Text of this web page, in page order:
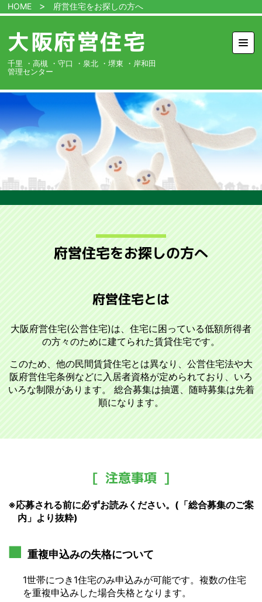
HOME 府営住宅をお探しの方へ
大阪府営住宅
管
理
セ
タ
千里 高槻 守口 泉北 堺東 岸和田
ホーム
府営住宅を お探しの方へ
特定公共賃貸住宅をお探しの方へ
府営住宅にお住まいの方へ
入札情報
住宅一覧
各種申請書類ダウンロード
府営住宅をお探しの方へ
府営住宅とは
大阪府営住宅(公営住宅)は、住宅に困っている低額所得者
の方々のために建てられた賃貸住宅です。
このため、他の民間賃貸住宅とは異なり、公営住宅法や大
阪府営住宅条例などに入居者資格が定められており、いろ
いろな制限があります。 総合募集は抽選、随時募集は先着
順になります。
注意事項
※応募される前に必ずお読みください。(「総合募集のご案
内」より抜粋)
重複申込みの失格について
1世帯につき1住宅のみ申込みが可能です。複数の住宅
を重複申込みした場合失格となります。